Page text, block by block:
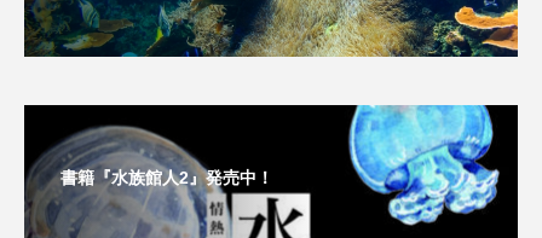
在来生物 地域名 城崎マリンワールド
大分県 天然記念物 奈良県
宍道湖自然館ゴビウス 宮古島 寄生
書籍『水族館人2』発売中！